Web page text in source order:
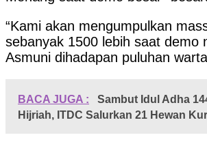
“Kami akan mengumpulkan
sebanyak 1500 lebih saat demo
Asmuni dihadapan puluhan
BACA JUGA :
Sambut Idul Adha
Hijriah, ITDC Salurkan 21 Hewan